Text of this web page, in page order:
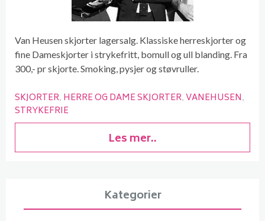
Van Heusen skjorter lagersalg. Klassiske herreskjorter og
fine Dameskjorter i strykefritt, bomull og ull blanding. Fra
300,- pr skjorte. Smoking, pysjer og støvruller.
SKJORTER HERRE OG DAME SKJORTER VANEHUSEN
STRYKEFRIE
Les mer..
Kategorier